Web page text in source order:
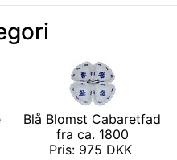
Blå Blomst Cabaretfad
fra ca. 1800
Pris: 975 DKK